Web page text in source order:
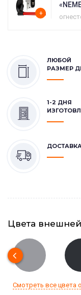
+
ЛЮБОЙ
РАЗМЕР
1-2 ДНЯ
Цвета
Смотреть все цвета